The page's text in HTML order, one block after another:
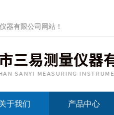
器有限公司网站 ！
于我们 产品中心